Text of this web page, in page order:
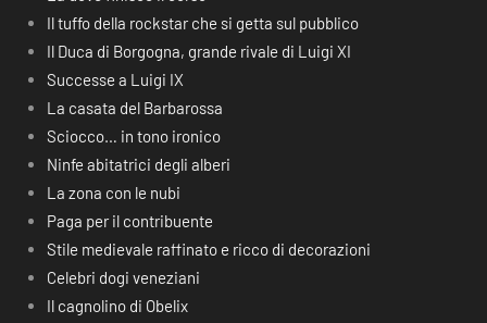
Il tuffo della rockstar che si getta sul pubblico
Il Duca di Borgogna, grande rivale di Luigi XI
Successe a Luigi IX
La casata del Barbarossa
Sciocco… in tono ironico
Ninfe abitatrici degli alberi
La zona con le nubi
Paga per il contribuente
Stile medievale raffinato e ricco di decorazioni
Celebri dogi veneziani
Il cagnolino di Obelix